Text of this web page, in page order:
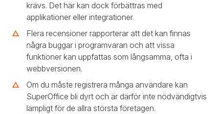
krävs. Det här kan dock förbättras med
applikationer eller integrationer.
Flera recensioner rapporterar att det kan finnas
några buggar i programvaran och att vissa
funktioner kan uppfattas som långsamma, ofta i
webbversionen.
Om du måste registrera många användare kan
SuperOffice bli dyrt och är därför inte nödvändigtvis
lämpligt för de allra största företagen.